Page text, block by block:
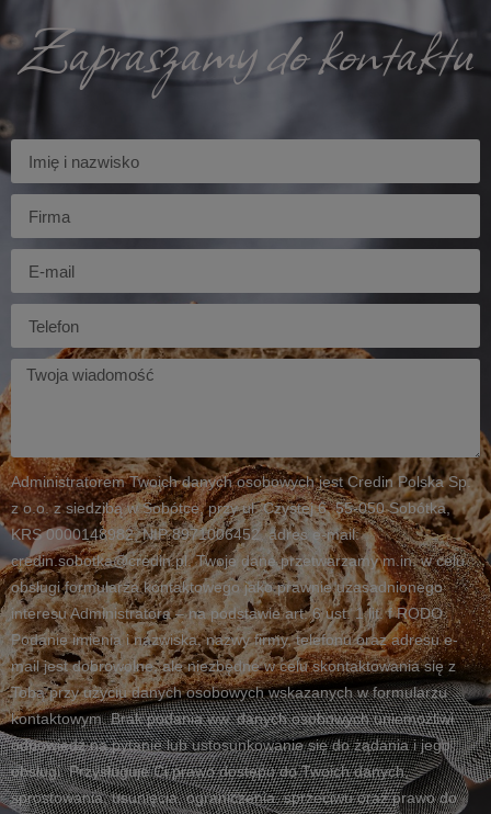
Zapraszamy do kontaktu
Twoja
wiadomość
Administratorem Twoich danych osobowych jest Credin Polska Sp.
z o.o. z siedzibą w Sobótce, przy ul. Czystej 6, 55-050 Sobótka,
KRS 0000148982, NIP 8971006452, adres e-mail:
credin.sobotka@credin.pl. Twoje dane przetwarzamy m.in. w celu
obsługi formularza kontaktowego jako prawnie uzasadnionego
interesu Administratora – na podstawie art. 6 ust. 1 lit. f RODO.
Podanie imienia i nazwiska, nazwy firmy, telefonu oraz adresu e-
mail jest dobrowolne, ale niezbędne w celu skontaktowania się z
Tobą przy użyciu danych osobowych wskazanych w formularzu
kontaktowym. Brak podania ww. danych osobowych uniemożliwi
odpowiedź na pytanie lub ustosunkowanie się do żądania i jego
obsługi. Przysługuje Ci prawo dostępu do Twoich danych,
sprostowania, usunięcia, ograniczenia, sprzeciwu oraz prawo do